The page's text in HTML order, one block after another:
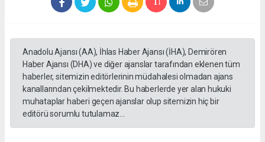
Anadolu Ajansı (AA), İhlas Haber Ajansı (İHA), Demirören
Haber Ajansı (DHA) ve diğer ajanslar tarafından eklenen tüm
haberler, sitemizin editörlerinin müdahalesi olmadan ajans
kanallarından çekilmektedir. Bu haberlerde yer alan hukuki
muhataplar haberi geçen ajanslar olup sitemizin hiç bir
editörü sorumlu tutulamaz...